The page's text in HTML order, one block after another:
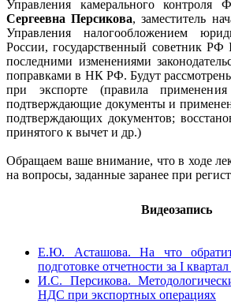
Управления камерального
Сергеевна Персикова, заместитель
Управления налогообложением
России, государственный советник РФ
последними изменениями
поправками в НК РФ. Будут
при экспорте (правила
подтверждающие документы и
подтверждающих документов;
принятого к вычет и др.)
Обращаем ваше внимание, что в ходе
на вопросы, заданные заранее при
Видеозапись
Е.Ю. Асташова. На что
подготовке отчетности за I
И.С. Персикова.
НДС при экспортных операциях